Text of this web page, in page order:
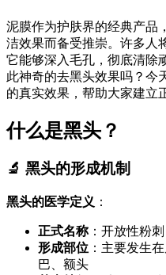
泥膜作为护肤界的经典产品
洁效果而备受推崇。许多人
它能够深入毛孔，彻底清除
此神奇的去黑头效果吗？今
的真实效果，帮助大家建立
什么是黑头？
🔬 黑头的形成机制
黑头的医学定义 ：
正式名称：开放性粉刺
形成部位 ：主要发生
巴、额头